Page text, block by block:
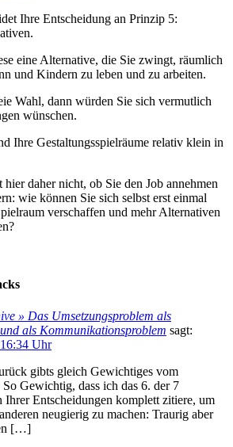
Ihre Entscheidung an Prinzip 5:
eine Alternative, die Sie zwingt, räumlich
und Kindern zu leben und zu arbeiten.
Wahl, dann würden Sie sich vermutlich
wünschen.
Ihre Gestaltungsspielräume relativ klein in
daher nicht, ob Sie den Job annehmen
wie können Sie sich selbst erst einmal
verschaffen und mehr Alternativen
» Das Umsetzungsproblem als
als Kommunikationsproblem sagt:
Uhr
gibts gleich Gewichtiges vom
Gewichtig, dass ich das 6. der 7
Entscheidungen komplett zitiere, um
neugierig zu machen: Traurig aber
[…]